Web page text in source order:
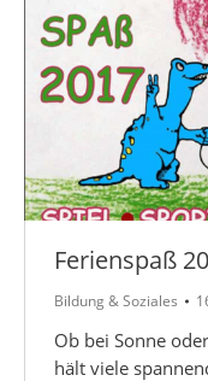
Ferienspaß
Bildung & Soziales
Ob bei Sonne
hält viele